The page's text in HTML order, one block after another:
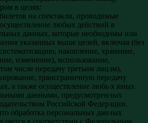
в целях:
на спектакли, проводимые
любых действий в
данных, которые необходимы или
указанных выше целей, включая (без
накопление, хранение,
изменение), использование,
числе передачу третьим лицам),
трансграничную передачу
а также осуществление любых иных
данными, предусмотренных
Российской Федерации.
обработка персональных данных